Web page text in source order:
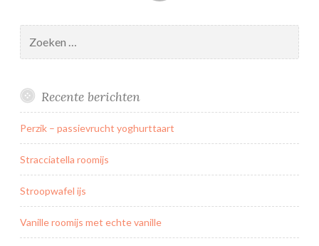
naar:
Recente berichten
Perzik – passievrucht yoghurttaart
Stracciatella roomijs
Stroopwafel ijs
Vanille roomijs met echte vanille